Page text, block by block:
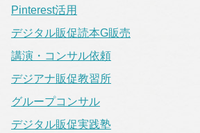
Pinterest活用
デジタル販促読本G販売
講演・コンサル依頼
デジアナ販促教習所
グループコンサル
デジタル販促実践塾